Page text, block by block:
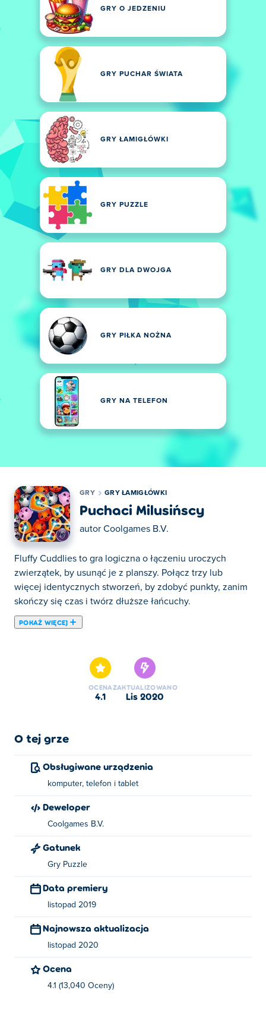
GRY O JEDZENIU
GRY PUCHAR ŚWIATA
GRY ŁAMIGŁÓWKI
GRY PUZZLE
GRY DLA DWOJGA
GRY PIŁKA NOŻNA
GRY NA TELEFON
GRY GRY ŁAMIGŁÓWKI
Puchaci Milusińscy
autor Coolgames B.V.
Fluffy Cuddlies to gra logiczna o łączeniu uroczych
zwierzątek, by usunąć je z planszy. Połącz trzy lub
więcej identycznych stworzeń, by zdobyć punkty, zanim
skończy się czas i twórz dłuższe łańcuchy.
POKAŻ WIĘCEJ
linie, aby łączyć i chronić 3 lub więcej identycznych
zwierząt. Potrząśnij całym zestawem, aby go wymieszać i
znaleźć nowe połączenia!
OCENA
4.1
ZAKTUALIZOWANO
lis 2020
O tej grze
Obsługiwane urządzenia
komputer, telefon i tablet
Deweloper
Coolgames B.V.
Gatunek
Gry Puzzle
Data premiery
listopad 2019
Najnowsza aktualizacja
listopad 2020
Ocena
4.1 (13,040 Oceny)